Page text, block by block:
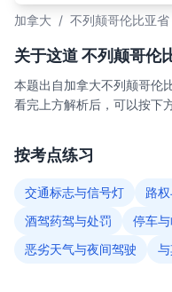
加拿大 / 不列颠哥伦比亚省
关于这道 不列颠哥伦
本题出自加拿大不列颠哥伦
看完上方解析后，可以按下
按考点练习
交通标志与信号灯 路
酒驾药驾与处罚
停车
恶劣天气与夜间驾驶